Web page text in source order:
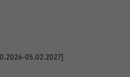
05.02.2027]